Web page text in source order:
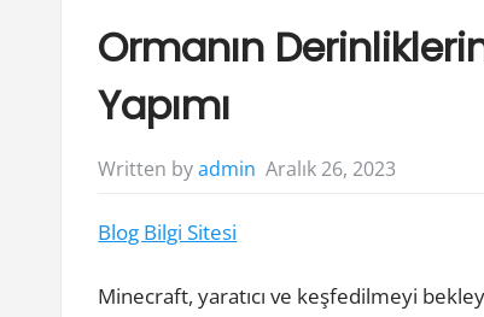
Ormanın
Yapımı
Written byadmin Aralık 26, 2023
Blog Bilgi Sitesi
Minecraft, yaratıcı ve keşfedilmeyi